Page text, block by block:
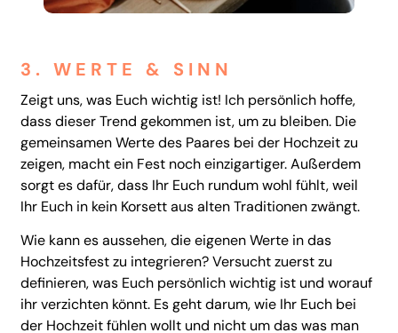
3. WERTE & SINN
Zeigt uns, was Euch wichtig ist! Ich persönlich hoffe,
dass dieser Trend gekommen ist, um zu bleiben. Die
gemeinsamen Werte des Paares bei der Hochzeit zu
zeigen, macht ein Fest noch einzigartiger. Außerdem
sorgt es dafür, dass Ihr Euch rundum wohl fühlt, weil
Ihr Euch in kein Korsett aus alten Traditionen zwängt.
Wie kann es aussehen, die eigenen Werte in das
Hochzeitsfest zu integrieren? Versucht zuerst zu
definieren, was Euch persönlich wichtig ist und worauf
ihr verzichten könnt. Es geht darum, wie Ihr Euch bei
der Hochzeit fühlen wollt und nicht um das was man